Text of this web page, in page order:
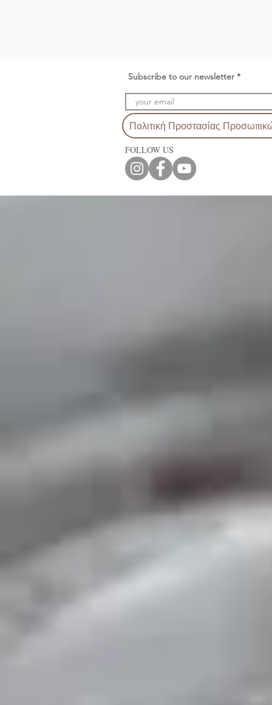
Subscribe to our newsletter
Πολιτική Προστασίας
FOLLOW US